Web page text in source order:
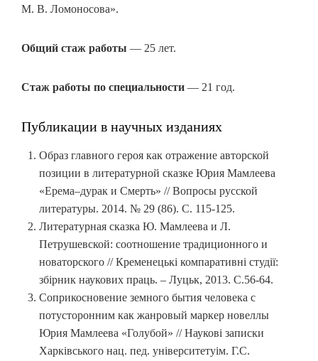
М. В. Ломоносова».
Общий стаж работы — 25 лет.
Стаж работы по специальности — 21 год.
Публикации в научных изданиях
Образ главного героя как отражение авторской
позиции в литературной сказке Юрия Мамлеева
«Ерема–дурак и Смерть» // Вопросы русской
литературы. 2014. № 29 (86). С. 115-125.
Литературная сказка Ю. Мамлеева и Л.
Петрушевской: соотношение традиционного и
новаторского // Кременецькі компаративні студії:
збірник наукових праць. – Луцьк, 2013. С.56-64.
Соприкосновение земного бытия человека с
потусторонним как жанровый маркер новеллы
Юрия Мамлеева «Голубой» // Наукові записки
Харківського нац. пед. університетуім. Г.С.